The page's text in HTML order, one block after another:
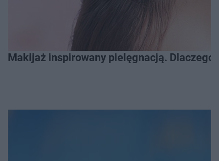
Makijaż inspirowany pielęgnacją.